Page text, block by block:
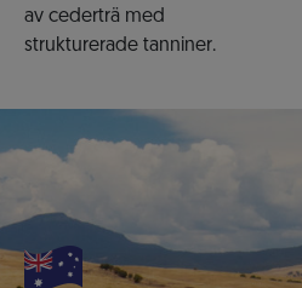
av cederträ med
strukturerade tanniner.